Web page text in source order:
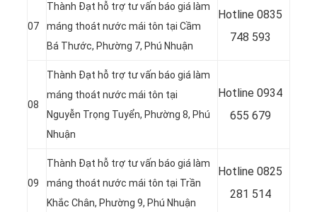
07
Thành Đạt hỗ trợ tư vấn báo giá làm
máng thoát nước mái tôn tại Cầm
Bá Thước, Phường 7, Phú Nhuận
Hotline 0835
748 593
08
Thành Đạt hỗ trợ tư vấn báo giá làm
máng thoát nước mái tôn tại
Nguyễn Trọng Tuyển, Phường 8, Phú
Nhuận
Hotline 0934
655 679
09
Thành Đạt hỗ trợ tư vấn báo giá làm
máng thoát nước mái tôn tại Trần
Khắc Chân, Phường 9, Phú Nhuận
Hotline 0825
281 514